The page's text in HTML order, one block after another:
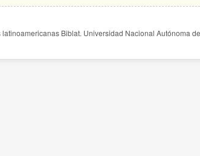
Biblat. Universidad Nacional Autónoma